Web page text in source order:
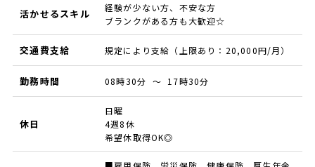
活かせるスキル
経験が少ない方、不安な方
ブランクがある方も大歓迎☆
交通費支給 規定により支給（上限あり：20,000円/月）
勤務時間 08時30分 ～ 17時30分
休日
日曜
4週8休
希望休取得OK◎